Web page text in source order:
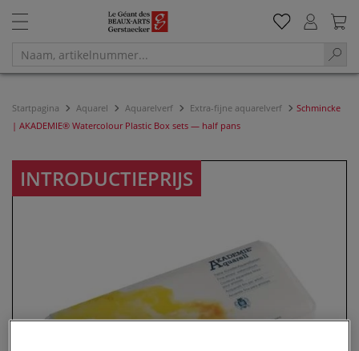
Startpagina Aquarel Aquarelverf Extra-fijne aquarelverf
Schmincke
| AKADEMIE® Watercolour Plastic Box sets — half pans
INTRODUCTIEPRIJS